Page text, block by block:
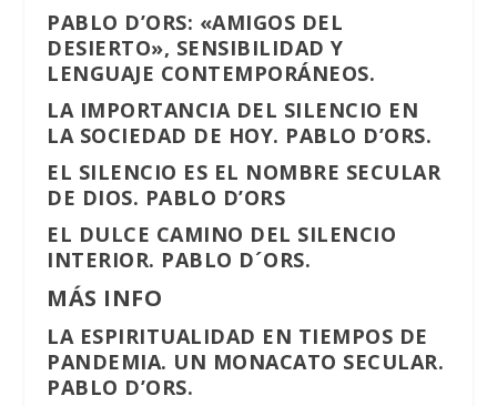
PABLO D’ORS: «AMIGOS DEL
DESIERTO», SENSIBILIDAD Y
LENGUAJE CONTEMPORÁNEOS.
LA IMPORTANCIA DEL SILENCIO EN
LA SOCIEDAD DE HOY. PABLO D’ORS.
EL SILENCIO ES EL NOMBRE SECULAR
DE DIOS. PABLO D’ORS
EL DULCE CAMINO DEL SILENCIO
INTERIOR. PABLO D´ORS.
MÁS INFO
LA ESPIRITUALIDAD EN TIEMPOS DE
PANDEMIA. UN MONACATO SECULAR.
PABLO D’ORS.